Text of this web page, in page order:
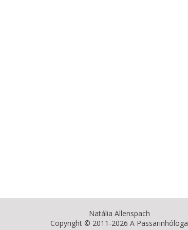
Natália Allenspach
Copyright © 2011-2026 A Passarinhóloga